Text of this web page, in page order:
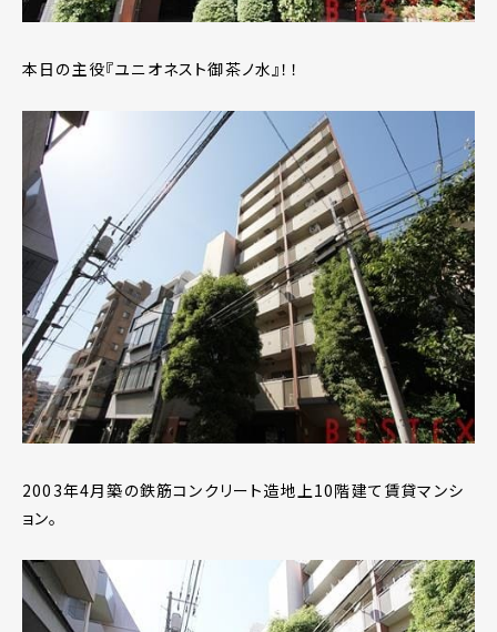
本日の主役『ユニオネスト御茶ノ水』！！
2003年4月築の鉄筋コンクリート造地上10階建て賃貸マンシ
ョン。